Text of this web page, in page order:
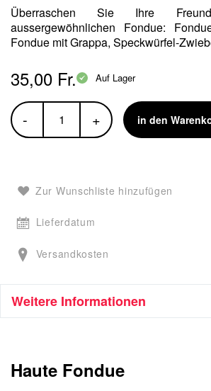
Überraschen Sie Ihre
aussergewöhnlichen Fondue:
Fondue mit Grappa, Speckwürfel-
35,00 Fr. Auf Lager
- + in den
Zur Wunschliste hinzufügen
Lieferdatum
Versandkosten
Weitere Informationen
Haute Fondue